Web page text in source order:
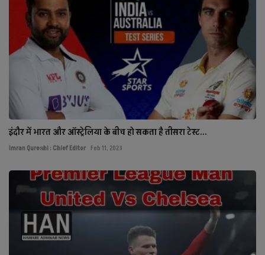
इंदौर में भारत और ऑस्ट्रेलिया के बीच हो सकता है तीसरा टेस्ट...
Imran Qureshi : Chief Editor Feb 11, 2023